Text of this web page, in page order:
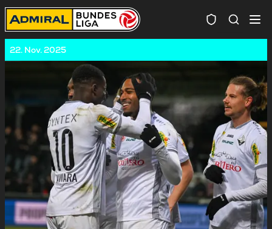
22. Nov. 2025